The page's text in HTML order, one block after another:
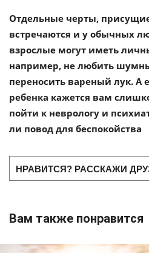
Отдельные черты,
встречаются и у обычных
взрослые могут иметь
например, не любить
переносить вареный лук. А
ребенка кажется вам
пойти к неврологу и
ли повод для беспокойства
НРАВИТСЯ? РАССКАЖИ
Вам также понравится